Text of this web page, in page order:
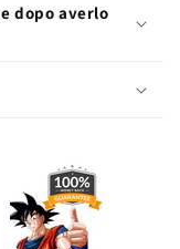
dopo averlo